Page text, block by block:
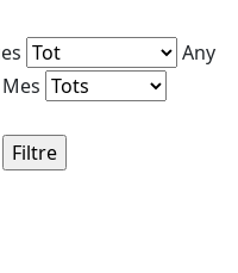
Any
Mes